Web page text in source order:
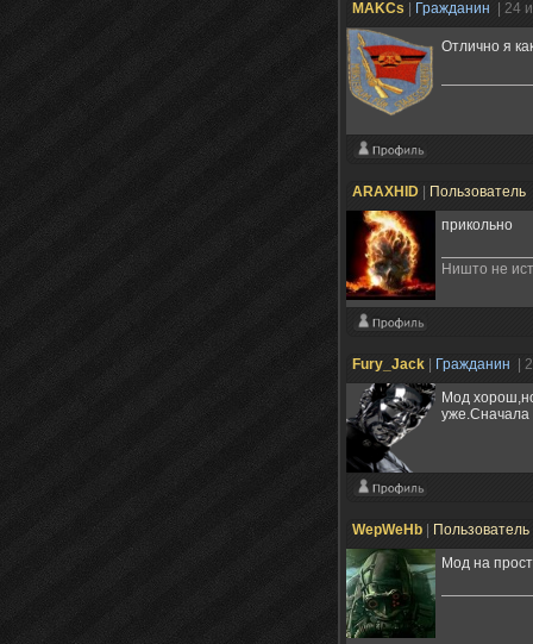
MAKCs Гражданин | 24
Отлично я
ARAXHID Пользователь
прикольно
Ништо не
Fury_Jack Гражданин
|
Мод
уже.Сначала
WepWeHb
Пользователь
Мод на